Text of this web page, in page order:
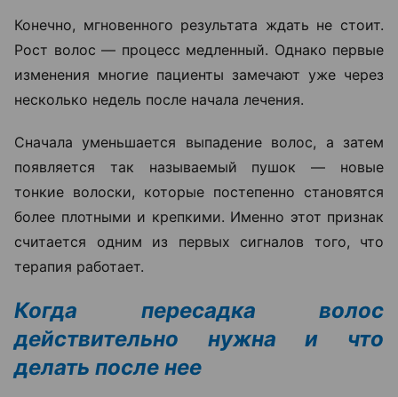
Конечно, мгновенного результата ждать не стоит.
Рост волос — процесс медленный. Однако первые
изменения многие пациенты замечают уже через
несколько недель после начала лечения.
Сначала уменьшается выпадение волос, а затем
появляется так называемый пушок — новые
тонкие волоски, которые постепенно становятся
более плотными и крепкими. Именно этот признак
считается одним из первых сигналов того, что
терапия работает.
Когда пересадка волос
действительно нужна и что
делать после нее